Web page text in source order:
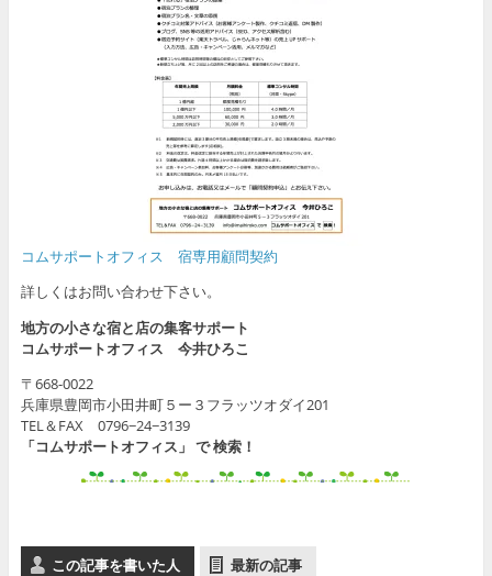
コムサポートオフィス 宿専用顧問契約
詳しくはお問い合わせ下さい。
地方の小さな宿と店の集客サポート
コムサポートオフィス 今井ひろこ
〒668-0022
兵庫県豊岡市小田井町５ー３フラッツオダイ201
TEL＆FAX 0796−24−3139
「コムサポートオフィス」 で 検索！
この記事を書いた人 最新の記事